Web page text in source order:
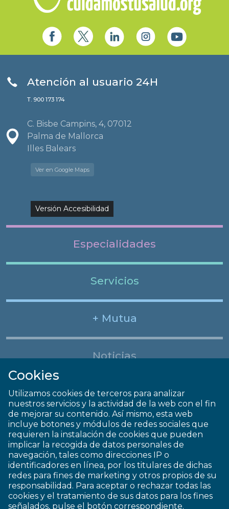
Atención al usuario 24H
T. 900 173 174
C. Bisbe Campins, 4, 07012
Palma de Mallorca
Illes Balears
Ver en Google Maps
Versión Accesibilidad
Especialidades
Servicios
+ Mutua
Noticias
Cookies
Utilizamos cookies de terceros para analizar
nuestros servicios y la actividad de la web con el fin
de mejorar su contenido. Así mismo, esta web
incluye botones y módulos de redes sociales que
requieren la instalación de cookies que pueden
implicar la recogida de datos personales de
navegación, tales como direcciones IP o
identificadores en línea, por los titulares de dichas
redes para fines de marketing y otros propios de su
responsabilidad. Para aceptar o rechazar todas las
cookies y el tratamiento de sus datos para los fines
señalados, pulse el botón correspondiente.